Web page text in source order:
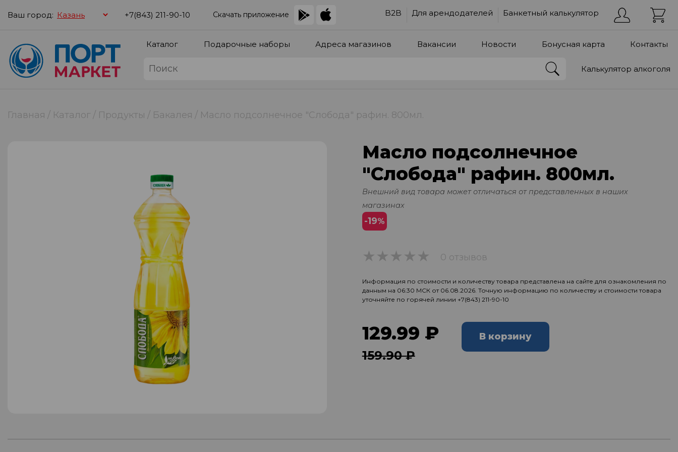
Ваш город: +7(843) 211-90-10 Скачать приложение B2B Для арендодателей Банкетный калькулятор
Каталог Подарочные наборы Адреса магазинов Вакансии Новости Бонусная карта Контакты
Калькулятор алкоголя
Главная Каталог Продукты Бакалея Масло подсолнечное "Слобода" рафин. 800мл.
Масло подсолнечное
"Слобода" рафин. 800мл.
Внешний вид товара может отличаться от представленных в наших
магазинах
-19%
0 отзывов
Информация по стоимости и количеству товара представлена на сайте для ознакомления по
данным на 06:30 МСК от 06.08.2026. Точную информацию по количеству и стоимости товара
уточняйте по горячей линии +7(843) 211-90-10
129.99 ₽
159.90 ₽
В корзину